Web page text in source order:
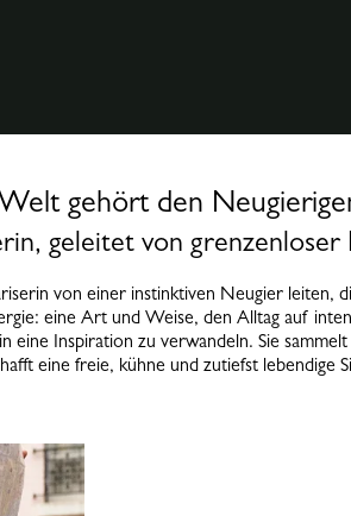
gehört den
geleitet von
von einer instinktiven Neugier leiten,
eine Art und Weise, den Alltag auf
eine Inspiration zu verwandeln. Sie
eine freie, kühne und zutiefst lebendige